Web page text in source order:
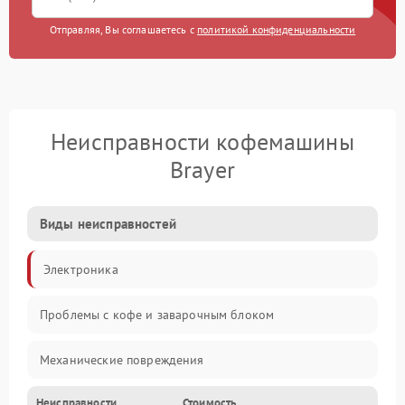
Отправляя, Вы соглашаетесь с политикой конфиденциальности
Неисправности кофемашины
Brayer
Виды неисправностей
Электроника
Проблемы с кофе и заварочным блоком
Механические повреждения